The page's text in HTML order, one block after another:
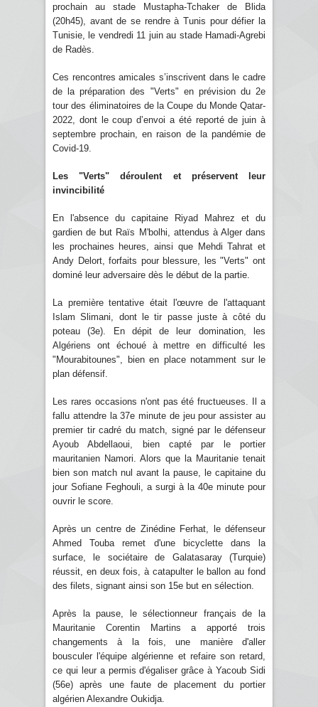
prochain au stade Mustapha-Tchaker de Blida
(20h45), avant de se rendre à Tunis pour défier la
Tunisie, le vendredi 11 juin au stade Hamadi-Agrebi
de Radès.
Ces rencontres amicales s’inscrivent dans le cadre
de la préparation des "Verts" en prévision du 2e
tour des éliminatoires de la Coupe du Monde Qatar-
2022, dont le coup d’envoi a été reporté de juin à
septembre prochain, en raison de la pandémie de
Covid-19.
Les "Verts" déroulent et préservent leur
invincibilité
En l'absence du capitaine Riyad Mahrez et du
gardien de but Raïs M'bolhi, attendus à Alger dans
les prochaines heures, ainsi que Mehdi Tahrat et
Andy Delort, forfaits pour blessure, les "Verts" ont
dominé leur adversaire dès le début de la partie.
La première tentative était l'œuvre de l'attaquant
Islam Slimani, dont le tir passe juste à côté du
poteau (3e). En dépit de leur domination, les
Algériens ont échoué à mettre en difficulté les
"Mourabitounes", bien en place notamment sur le
plan défensif.
Les rares occasions n'ont pas été fructueuses. Il a
fallu attendre la 37e minute de jeu pour assister au
premier tir cadré du match, signé par le défenseur
Ayoub Abdellaoui, bien capté par le portier
mauritanien Namori. Alors que la Mauritanie tenait
bien son match nul avant la pause, le capitaine du
jour Sofiane Feghouli, a surgi à la 40e minute pour
ouvrir le score.
Après un centre de Zinédine Ferhat, le défenseur
Ahmed Touba remet d'une bicyclette dans la
surface, le sociétaire de Galatasaray (Turquie)
réussit, en deux fois, à catapulter le ballon au fond
des filets, signant ainsi son 15e but en sélection.
Après la pause, le sélectionneur français de la
Mauritanie Corentin Martins a apporté trois
changements à la fois, une manière d'aller
bousculer l'équipe algérienne et refaire son retard,
ce qui leur a permis d'égaliser grâce à Yacoub Sidi
(56e) après une faute de placement du portier
algérien Alexandre Oukidja.